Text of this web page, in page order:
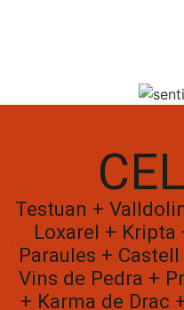
Testuan +
Loxarel + Kripta
Paraules +
Vins de Pedra +
+ Karma de Drac